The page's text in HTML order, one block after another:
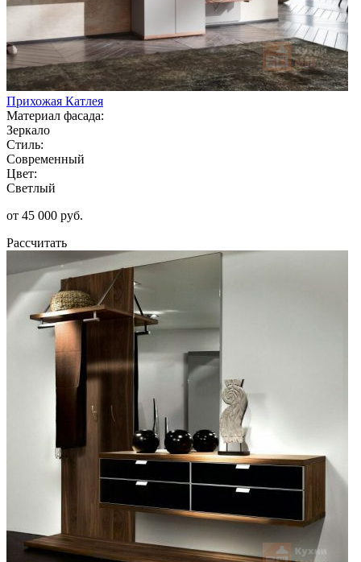
Прихожая Катлея
Материал фасада:
Зеркало
Стиль:
Современный
Цвет:
Светлый
от 45 000 руб.
Рассчитать